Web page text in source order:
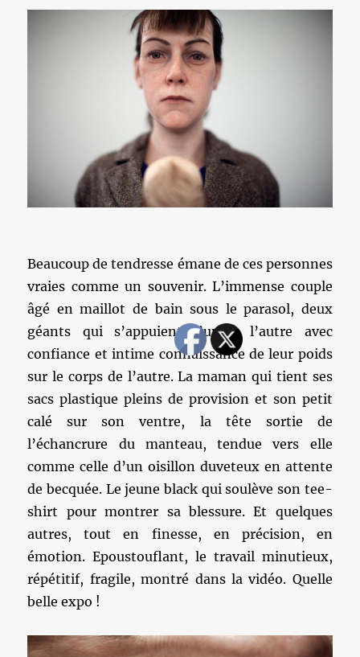
Beaucoup de tendresse émane de ces personnes
vraies comme un souvenir. L’immense couple
âgé en maillot de bain sous le parasol, deux
géants qui s’appuient l’un à l’autre avec
confiance et intime connaissance de leur poids
sur le corps de l’autre. La maman qui tient ses
sacs plastique pleins de provision et son petit
calé sur son ventre, la tête sortie de
l’échancrure du manteau, tendue vers elle
comme celle d’un oisillon duveteux en attente
de becquée. Le jeune black qui soulève son tee-
shirt pour montrer sa blessure. Et quelques
autres, tout en finesse, en précision, en
émotion. Epoustouflant, le travail minutieux,
répétitif, fragile, montré dans la vidéo. Quelle
belle expo !